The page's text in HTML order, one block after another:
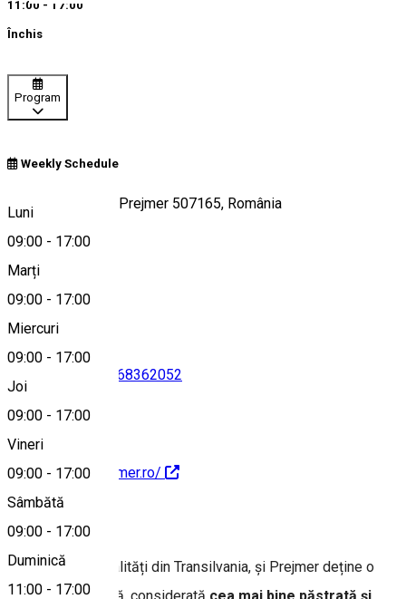
11:00 - 17:00
Închis
Program
Weekly Schedule
Luni
09:00 - 17:00
Marți
09:00 - 17:00
Miercuri
09:00 - 17:00
Joi
09:00 - 17:00
Vineri
09:00 - 17:00
Sâmbătă
09:00 - 17:00
Duminică
11:00 - 17:00
Strada Mare 495, Prejmer 507165, România
Hartă
0268362052
http://cetateaprejmer.ro/
Despre
Ca multe alte localități din Transilvania, și Prejmer deține o
biserică fortificată, considerată cea mai bine păstrată și